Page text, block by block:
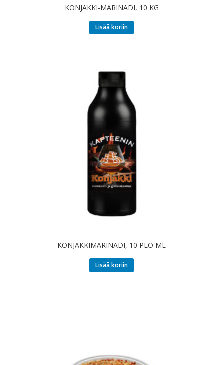
KONJAKKI-MARINADI, 10 KG
Lisää koriin
KONJAKKIMARINADI, 10 PLO ME
Lisää koriin